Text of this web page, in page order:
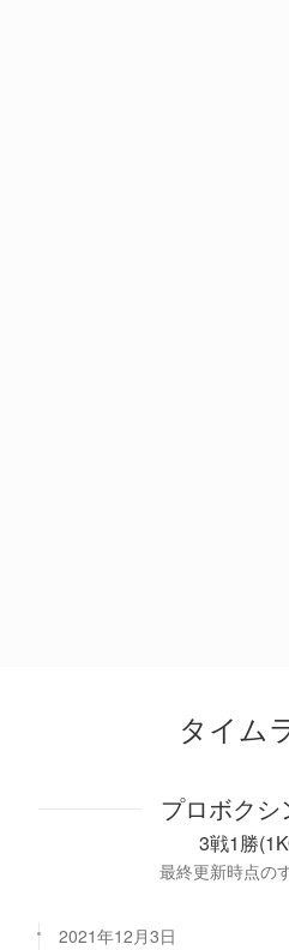
タイム
プロボク
3戦1勝
最終更新時点の
2021年12月3日